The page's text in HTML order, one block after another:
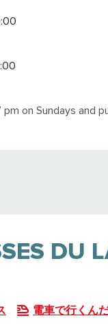
on Sundays and
DU
電車で行くん